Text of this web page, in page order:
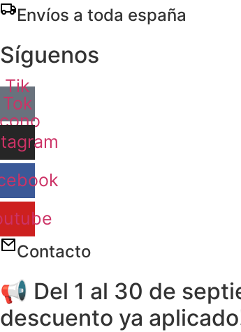
Ir
Envíos a toda españa
Síguenos
Tik
Tok
Contacto
📢 Del 1 al 30 de
descuento ya